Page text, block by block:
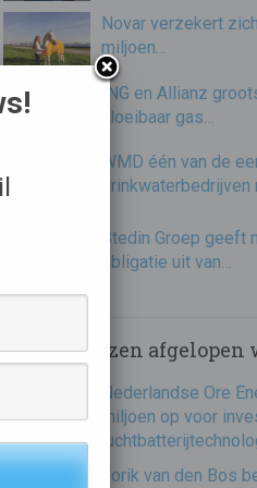
Novar verzekert
miljoen…
ING en Allianz
vloeibaar gas…
WMD één van de
Stedin Groep geeft
obligatie uit van…
Meest gelezen afgelopen
Nederlandse Ore
miljoen op voor
Jorik van den Bos